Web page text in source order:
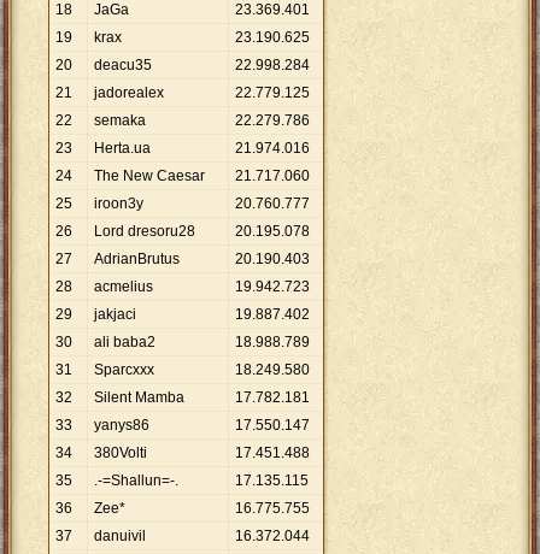
18
JaGa 23.369.401
19
krax 23.190.625
20
deacu35 22.998.284
21
jadorealex 22.779.125
22
semaka 22.279.786
23
Herta.ua 21.974.016
24
The New Caesar 21.717.060
25
iroon3y 20.760.777
26
Lord dresoru28 20.195.078
27
AdrianBrutus 20.190.403
28
acmelius 19.942.723
29
jakjaci 19.887.402
30
ali baba2 18.988.789
31
Sparcxxx 18.249.580
32
Silent Mamba 17.782.181
33
yanys86 17.550.147
34
380Volti 17.451.488
35
.-=Shallun=-. 17.135.115
36
Zee* 16.775.755
37
danuivil 16.372.044